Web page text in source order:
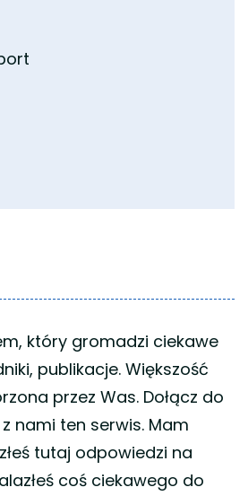
który gromadzi ciekawe
publikacje. Większość
przez Was. Dołącz do
nami ten serwis. Mam
tutaj odpowiedzi na
coś ciekawego do